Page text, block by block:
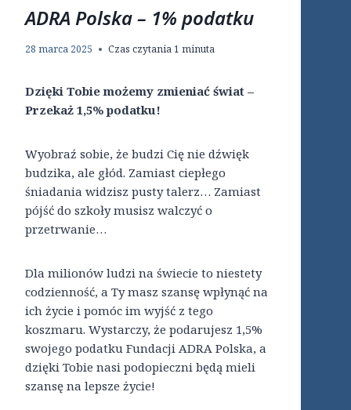
ADRA Polska – 1% podatku
28 marca 2025 Czas czytania1 minuta
Dzięki Tobie możemy zmieniać świat –
Przekaż 1,5% podatku!
Wyobraź sobie, że budzi Cię nie dźwięk
budzika, ale głód. Zamiast ciepłego
śniadania widzisz pusty talerz… Zamiast
pójść do szkoły musisz walczyć o
przetrwanie…
Dla milionów ludzi na świecie to niestety
codzienność, a Ty masz szansę wpłynąć na
ich życie i pomóc im wyjść z tego
koszmaru. Wystarczy, że podarujesz 1,5%
swojego podatku Fundacji ADRA Polska, a
dzięki Tobie nasi podopieczni będą mieli
szansę na lepsze życie!